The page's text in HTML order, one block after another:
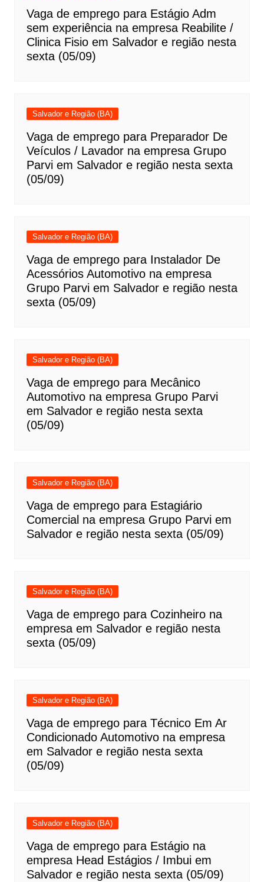
Vaga de emprego para Estágio Adm
sem experiência na empresa Reabilite /
Clinica Fisio em Salvador e região nesta
sexta (05/09)
Salvador e Região (BA)
Vaga de emprego para Preparador De
Veículos / Lavador na empresa Grupo
Parvi em Salvador e região nesta sexta
(05/09)
Salvador e Região (BA)
Vaga de emprego para Instalador De
Acessórios Automotivo na empresa
Grupo Parvi em Salvador e região nesta
sexta (05/09)
Salvador e Região (BA)
Vaga de emprego para Mecânico
Automotivo na empresa Grupo Parvi
em Salvador e região nesta sexta
(05/09)
Salvador e Região (BA)
Vaga de emprego para Estagiário
Comercial na empresa Grupo Parvi em
Salvador e região nesta sexta (05/09)
Salvador e Região (BA)
Vaga de emprego para Cozinheiro na
empresa em Salvador e região nesta
sexta (05/09)
Salvador e Região (BA)
Vaga de emprego para Técnico Em Ar
Condicionado Automotivo na empresa
em Salvador e região nesta sexta
(05/09)
Salvador e Região (BA)
Vaga de emprego para Estágio na
empresa Head Estágios / Imbui em
Salvador e região nesta sexta (05/09)